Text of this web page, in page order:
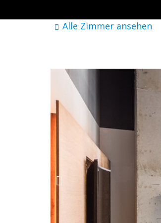
Alle Zimmer ansehen